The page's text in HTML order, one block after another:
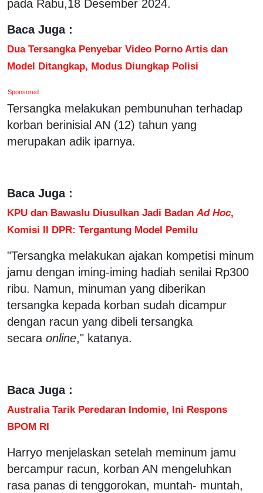
pada Rabu,18 Desember 2024.
Baca Juga :
Dua Tersangka Penyebar Video Porno Artis dan
Model Ditangkap, Modus Diungkap Polisi
Sponsored
Tersangka melakukan pembunuhan terhadap
korban berinisial AN (12) tahun yang
merupakan adik iparnya.
Baca Juga :
KPU dan Bawaslu Diusulkan Jadi Badan Ad Hoc,
Komisi II DPR: Tergantung Model Pemilu
"Tersangka melakukan ajakan kompetisi minum
jamu dengan iming-iming hadiah senilai Rp300
ribu. Namun, minuman yang diberikan
tersangka kepada korban sudah dicampur
dengan racun yang dibeli tersangka
secara online," katanya.
Baca Juga :
Australia Tarik Peredaran Indomie, Ini Respons
BPOM RI
Harryo menjelaskan setelah meminum jamu
bercampur racun, korban AN mengeluhkan
rasa panas di tenggorokan, muntah- muntah,